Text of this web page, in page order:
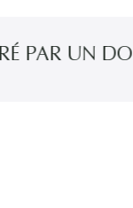
DOCTEUR